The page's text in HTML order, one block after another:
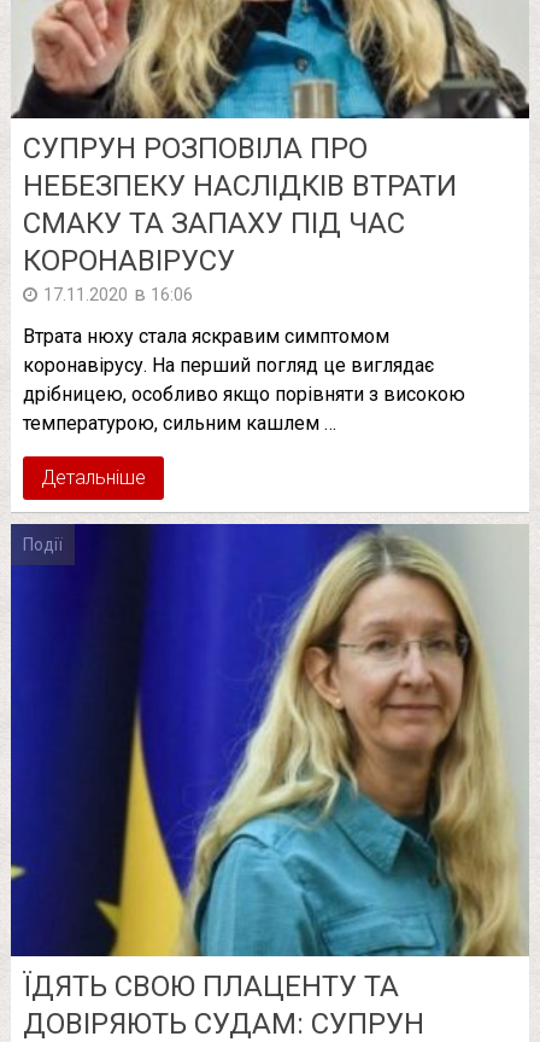
СУПРУН РОЗПОВІЛА ПРО
НЕБЕЗПЕКУ НАСЛІДКІВ ВТРАТИ
СМАКУ ТА ЗАПАХУ ПІД ЧАС
КОРОНАВІРУСУ
17.11.2020 в 16:06
Втрата нюху стала яскравим симптомом
коронавірусу. На перший погляд це виглядає
дрібницею, особливо якщо порівняти з високою
температурою, сильним кашлем …
Детальніше
Події
ЇДЯТЬ СВОЮ ПЛАЦЕНТУ ТА
ДОВІРЯЮТЬ СУДАМ: СУПРУН